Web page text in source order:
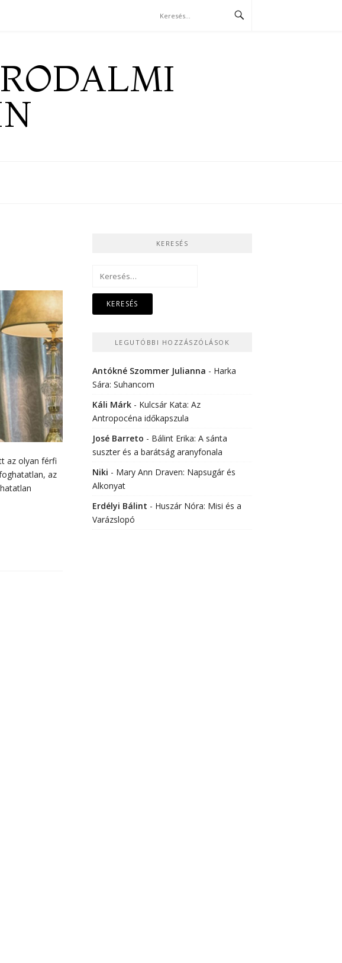
az olyan férfi
az
KERESÉS
Keresés:
LEGUTÓBBI HOZZÁSZÓLÁSOK
Antókné Szommer Julianna - Harka
Sára: Suhancom
Káli Márk - Kulcsár Kata: Az
Antropocéna időkapszula
José Barreto - Bálint Erika: A sánta
suszter és a barátság aranyfonala
Niki - Mary Ann Draven: Napsugár és
Alkonyat
Erdélyi Bálint - Huszár Nóra: Misi és a
Varázslopó